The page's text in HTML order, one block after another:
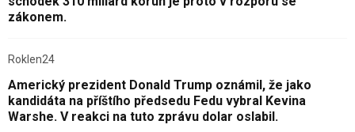
zákonem.
Roklen24
Americký prezident Donald Trump oznámil, že jako
kandidáta na příštího předsedu Fedu vybral Kevina
Warshe. V reakci na tuto zprávu dolar oslabil.